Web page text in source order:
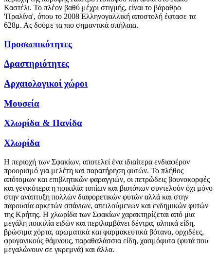
Καστέλι. Το πλέον βαθύ μέχρι στιγμής, είναι το βάραθρο
'Πραλίνα', όπου το 2008 Ελληνογαλλική αποστολή έφτασε τα
628μ. Ας δούμε τα πιο σημαντικά σπήλαια.
Προσωπικότητες
Δραστηριότητες
Αρχαιολογικοί χώροι
Μουσεία
Χλωρίδα & Πανίδα
Χλωρίδα
Η περιοχή των Σφακίων, αποτελεί ένα ιδιαίτερα ενδιαφέρον
προορισμό για μελέτη και παρατήρηση φυτών. Το πλήθος
απότομων και επιβλητικών φαραγγιών, οι πετρώδεις βουνοκορφές
και γενικότερα η ποικιλία τοπίων και βιοτόπων συντελούν όχι μόνο
στην ανάπτυξη πολλών διαφορετικών φυτών αλλά και στην
παρουσία αρκετών σπάνιων, απειλούμενων και ενδημικών φυτών
της Κρήτης. Η χλωρίδα των Σφακίων χαρακτηρίζεται από μια
μεγάλη ποικιλία ειδών και περιλαμβάνει δέντρα, αλπικά είδη,
βρώσιμα χόρτα, αρωματικά και φαρμακευτικά βότανα, ορχιδέες,
φρυγανικούς θάμνους, παραθαλάσσια είδη, χασμόφυτα (φυτά που
μεγαλώνουν σε γκρεμνά) και άλλα.